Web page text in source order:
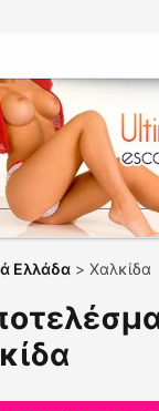
Ελλάδα > Χαλκίδα